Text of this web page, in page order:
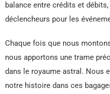
balance entre crédits et
déclencheurs pour les
Chaque fois que nous
nous apportons une trame
dans le royaume astral. Nous
notre histoire dans ces